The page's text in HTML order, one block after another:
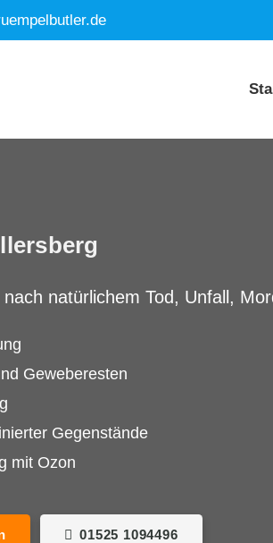
natürlichem Tod, Unfall,
Geweberesten
Gegenstände
mit Ozon
01525 1094496